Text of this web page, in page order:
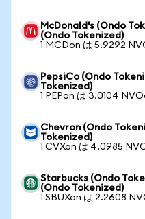
McDonald's (Ondo
(Ondo Tokenized)
1 MCDon は 5.9292
PepsiCo (Ondo
Tokenized)
1 PEPon は 3.0104
Chevron (Ondo
Tokenized)
1 CVXon は 4.0985
Starbucks (Ondo
(Ondo Tokenized)
1 SBUXon は 2.2608